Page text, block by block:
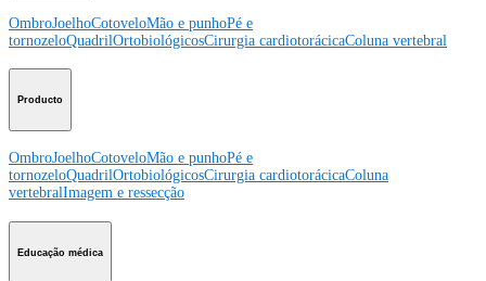
OmbroJoelhoCotoveloMão e punhoPé e
tornozeloQuadrilOrtobiológicosCirurgia cardiotorácicaColuna vertebral
Producto
OmbroJoelhoCotoveloMão e punhoPé e
tornozeloQuadrilOrtobiológicosCirurgia cardiotorácicaColuna
vertebralImagem e ressecção
Educação médica